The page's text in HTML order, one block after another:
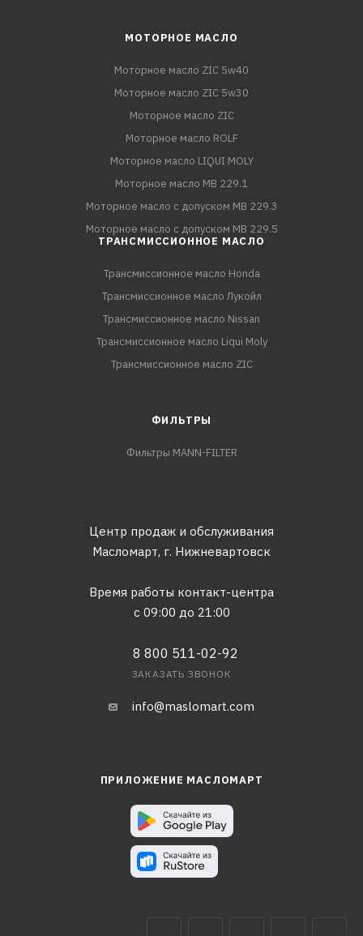
МОТОРНОЕ МАСЛО
Моторное масло ZIC 5w40
Моторное масло ZIC 5w30
Моторное масло ZIC
Моторное масло ROLF
Моторное масло LIQUI MOLY
Моторное масло MB 229.1
Моторное масло с допуском MB 229.3
Моторное масло с допуском MB 229.5
ТРАНСМИССИОННОЕ МАСЛО
Трансмиссионное масло Honda
Трансмиссионное масло Лукойл
Трансмиссионное масло Nissan
Трансмиссионное масло Liqui Moly
Трансмиссионное масло ZIC
ФИЛЬТРЫ
Фильтры MANN-FILTER
Центр продаж и обслуживания
Масломарт, г. Нижневартовск
Время работы контакт-центра
с 09:00 до 21:00
8 800 511-02-92
ЗАКАЗАТЬ ЗВОНОК
info@maslomart.com
ПРИЛОЖЕНИЕ МАСЛОМАРТ